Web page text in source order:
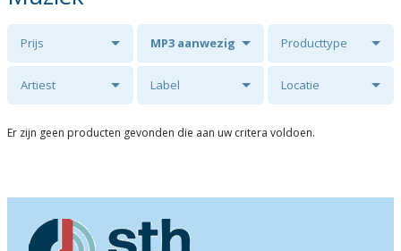
Prijs MP3 aanwezig Producttype
Artiest Label Locatie
Er zijn geen producten gevonden die aan uw critera voldoen.